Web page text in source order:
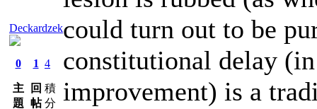
Deckardzek
0
主
題
1
回
帖
4
積
分
could turn out to be
constitutional delay
improvement) is a